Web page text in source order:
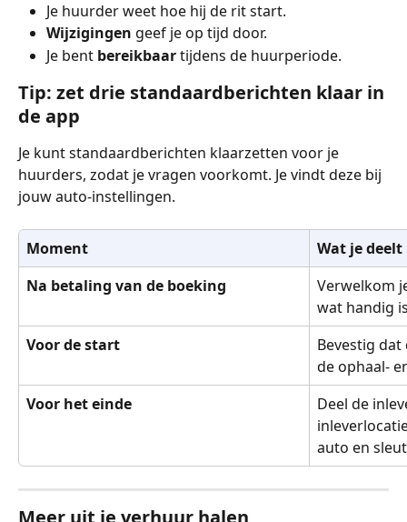
Je huurder weet hoe hij de rit start.
Wijzigingen geef je op tijd door.
Je bent bereikbaar tijdens de huurperiode.
Tip: zet drie standaardberichten klaar in
de app
Je kunt standaardberichten klaarzetten voor je
huurders, zodat je vragen voorkomt. Je vindt deze bij
jouw auto-instellingen.
Moment
Wat je deelt
Na betaling van de boeking
Verwelkom
wat handig
Voor de start
Bevestig
de ophaal-
Voor het einde
Deel de
auto en